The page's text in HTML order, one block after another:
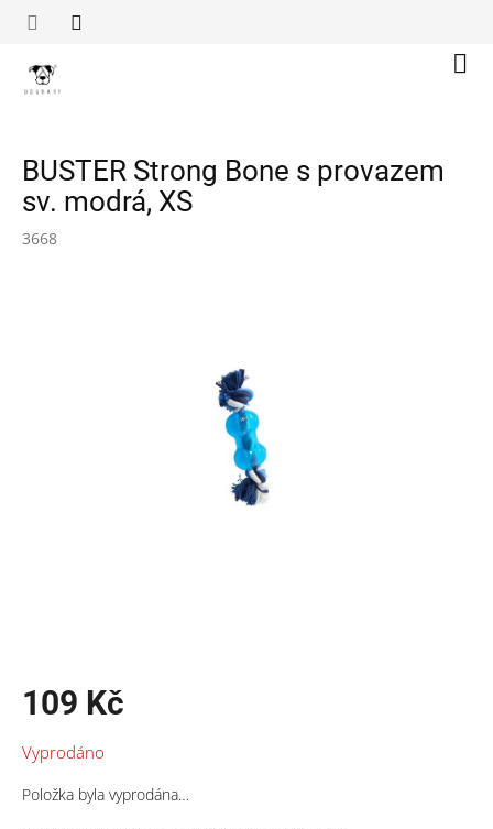
BUSTER Strong Bone s provazem
sv. modrá, XS
3668
109 Kč
cena:
Vyprodáno
Položka byla vyprodána…